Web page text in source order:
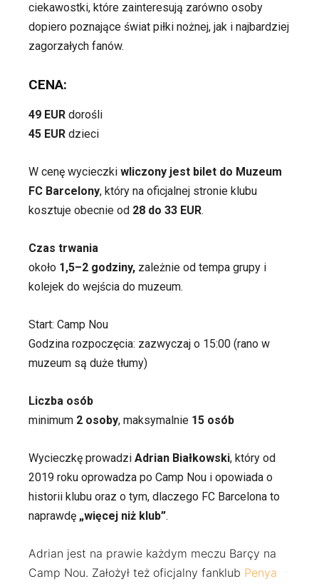
ciekawostki, które zainteresują zarówno osoby
dopiero poznające świat piłki nożnej, jak i najbardziej
zagorzałych fanów.
CENA:
49 EUR dorośli
45 EUR dzieci
W cenę wycieczki wliczony jest bilet do Muzeum
FC Barcelony, który na oficjalnej stronie klubu
kosztuje obecnie od 28 do 33 EUR.
Czas trwania
około 1,5–2 godziny, zależnie od tempa grupy i
kolejek do wejścia do muzeum.
Start: Camp Nou
Godzina rozpoczęcia: zazwyczaj o 15:00 (rano w
muzeum są duże tłumy)
Liczba osób
minimum 2 osoby, maksymalnie 15 osób
Wycieczkę prowadzi Adrian Białkowski, który od
2019 roku oprowadza po Camp Nou i opowiada o
historii klubu oraz o tym, dlaczego FC Barcelona to
naprawdę „więcej niż klub”.
Adrian jest na prawie każdym meczu Barçy na
Camp Nou. Założył też oficjalny fanklub Penya